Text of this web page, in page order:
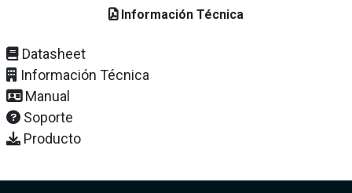
Información Técnica
Datasheet
Información Técnica
Manual
Soporte
Producto